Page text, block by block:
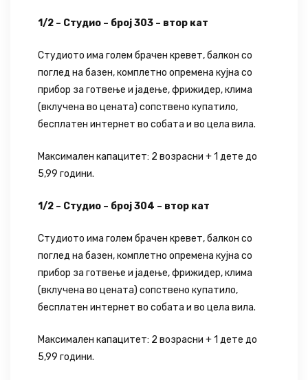
1/2 – Студио – број 303 – втор кат
Студиото има голем брачен кревет, балкон со
поглед на базен, комплетно опремена кујна со
прибор за готвење и јадење, фрижидер, клима
(вклучена во цената) сопствено купатило,
бесплатен интернет во собата и во цела вила.
Максимален капацитет: 2 возрасни + 1 дете до
5,99 години.
1/2 – Студио – број 304 – втор кат
Студиото има голем брачен кревет, балкон со
поглед на базен, комплетно опремена кујна со
прибор за готвење и јадење, фрижидер, клима
(вклучена во цената) сопствено купатило,
бесплатен интернет во собата и во цела вила.
Максимален капацитет: 2 возрасни + 1 дете до
5,99 години.